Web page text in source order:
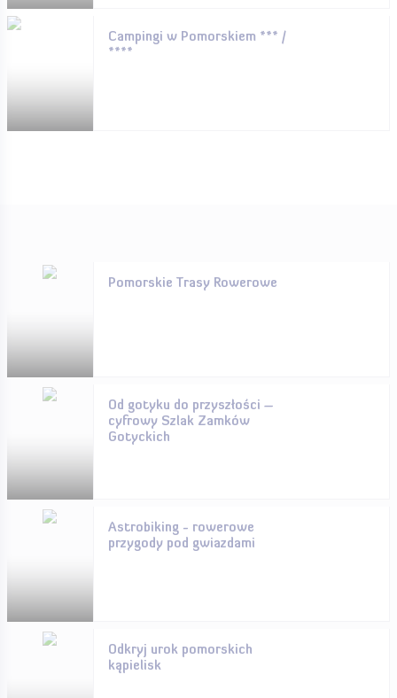
Campingi w Pomorskiem *** /
****
Pomorskie Trasy Rowerowe
Od gotyku do przyszłości –
cyfrowy Szlak Zamków
Gotyckich
Astrobiking - rowerowe
przygody pod gwiazdami
Odkryj urok pomorskich
kąpielisk